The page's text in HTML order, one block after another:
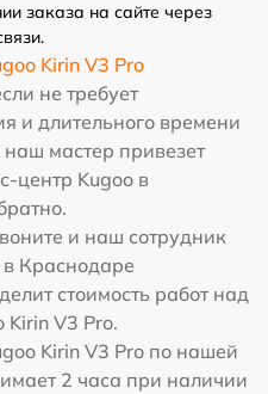
заказа на сайте через
Kirin V3 Pro
не требует
и длительного времени
мастер привезет
центр Kugoo в
и наш сотрудник
в Краснодаре
стоимость работ над
Kirin V3 Pro.
Kirin V3 Pro по нашей
2 часа при наличии